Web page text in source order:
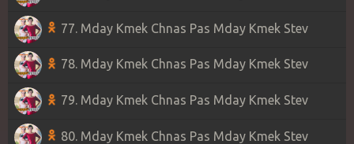
77. Mday Kmek Chnas Pas Mday Kmek Stev
78. Mday Kmek Chnas Pas Mday Kmek Stev
79. Mday Kmek Chnas Pas Mday Kmek Stev
80. Mday Kmek Chnas Pas Mday Kmek Stev